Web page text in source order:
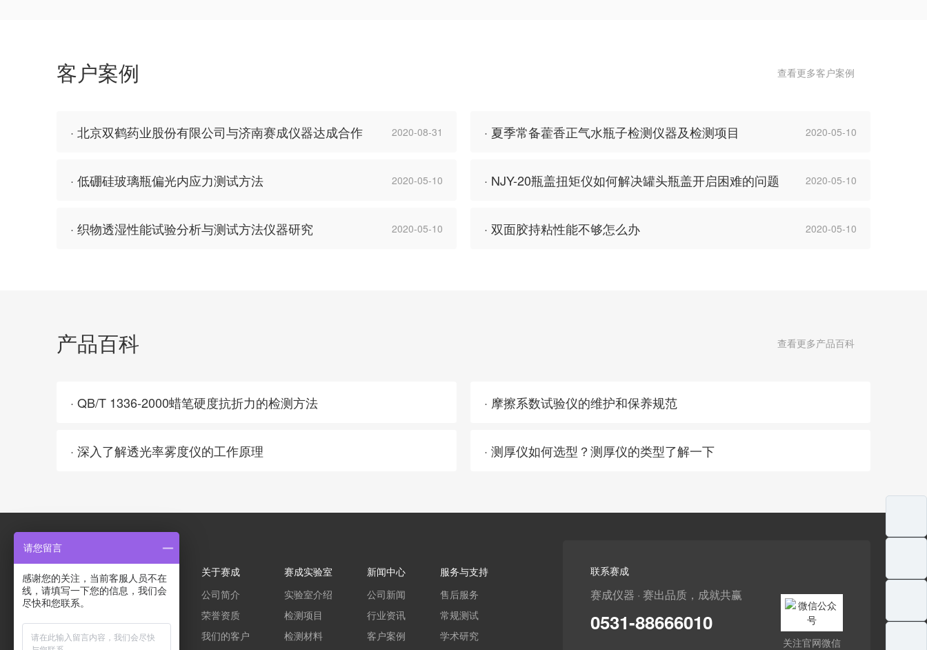
客户案例 查看更多客户案例
· 北京双鹤药业股份有限公司与济南赛成仪器达成合作 2020-08-31 · 夏季常备藿香正气水瓶子检测仪器及检测项目 2020-05-10
· 低硼硅玻璃瓶偏光内应力测试方法 2020-05-10 · NJY-20瓶盖扭矩仪如何解决罐头瓶盖开启困难的问题 2020-05-10
· 织物透湿性能试验分析与测试方法仪器研究 2020-05-10 · 双面胶持粘性能不够怎么办 2020-05-10
产品百科 查看更多产品百科
· QB/T 1336-2000蜡笔硬度抗折力的检测方法 · 摩擦系数试验仪的维护和保养规范
· 深入了解透光率雾度仪的工作原理 · 测厚仪如何选型？测厚仪的类型了解一下
包装材料检测仪器和检测
关于赛成
公司简介
荣誉资质
我们的客户
赛成实验室
实验室介绍
检测项目
检测材料
新闻中心
公司新闻
行业资讯
客户案例
服务与支持
售后服务
常规测试
学术研究
联系赛成
赛成仪器 · 赛出品质，成就共赢
0531-88666010
关注官网微信
请您留言
感谢您的关注，当前客服人员不在
线，请填写一下您的信息，我们会
尽快和您联系。